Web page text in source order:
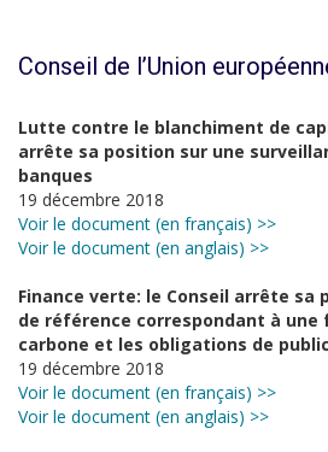
Conseil de l’Union
Lutte contre le blanchiment de
arrête sa position sur une
banques
19 décembre 2018
Voir le document (en français) >>
Voir le document (en anglais) >>
Finance verte: le Conseil arrête sa
de référence correspondant à
carbone et les obligations de
19 décembre 2018
Voir le document (en français) >>
Voir le document (en anglais) >>